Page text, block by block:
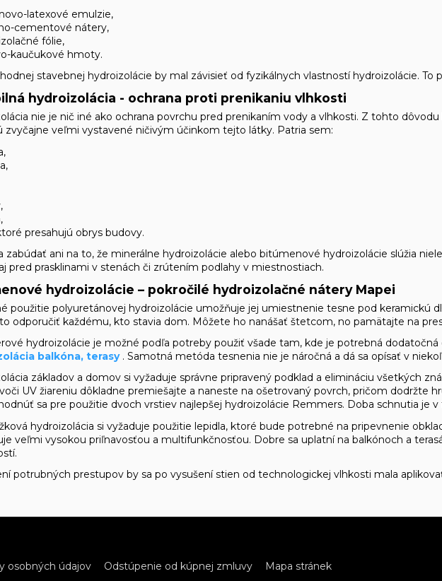
latexové emulzie,
cementové nátery,
fólie,
kaučukové hmoty.
stavebnej hydroizolácie by mal závisieť od fyzikálnych vlastností hydroizolácie. To
hydroizolácia - ochrana proti prenikaniu vlhkosti
nie je nič iné ako ochrana povrchu pred prenikaním vody a vlhkosti. Z tohto
zvyčajne veľmi vystavené ničivým účinkom tejto látky. Patria sem:
presahujú obrys budovy.
zabúdať ani na to, že minerálne hydroizolácie alebo bitúmenové hydroizolácie slúžia
pred prasklinami v stenách či zrútením podlahy v miestnostiach.
hydroizolácie – pokročilé hydroizolačné nátery Mapei
použitie polyuretánovej hydroizolácie umožňuje jej umiestnenie tesne pod keramickú
odporučiť každému, kto stavia dom. Môžete ho nanášať štetcom, no pamätajte na
hydroizolácie je možné podľa potreby použiť všade tam, kde je potrebná
balkóna, terasy. Samotná metóda tesnenia nie je náročná a dá sa opísať v
základov a domov si vyžaduje správne pripravený podklad a elimináciu všetkých
UV žiareniu dôkladne premiešajte a naneste na ošetrovaný povrch, pričom dodržte
sa pre použitie dvoch vrstiev najlepšej hydroizolácie Remmers. Doba schnutia je
hydroizolácia si vyžaduje použitie lepidla, ktoré bude potrebné na pripevnenie
veľmi vysokou priľnavosťou a multifunkčnosťou. Dobre sa uplatní na balkónoch a
potrubných prestupov by sa po vysušení stien od technologickej vlhkosti mala
osobných údajov Odstúpenie od kúpnej zmluvy Mapa stránek